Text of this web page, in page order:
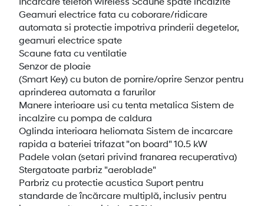
Geamuri electrice fata cu coborare/ridicare
automata si protectie impotriva prinderii degetelor,
geamuri electrice spate
Scaune fata cu ventilatie
Senzor de ploaie
(Smart Key) cu buton de pornire/oprire Senzor pentru
aprinderea automata a farurilor
Manere interioare usi cu tenta metalica Sistem de
incalzire cu pompa de caldura
Oglinda interioara heliomata Sistem de incarcare
rapida a bateriei trifazat "on board" 10.5 kW
Padele volan (setari privind franarea recuperativa)
Stergatoate parbriz "aeroblade"
Parbriz cu protectie acustica Suport pentru
standarde de încărcare multiplă, inclusiv pentru